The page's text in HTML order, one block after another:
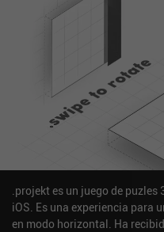
.projekt es un juego de puzles
iOS. Es una experiencia para
en modo horizontal. Ha